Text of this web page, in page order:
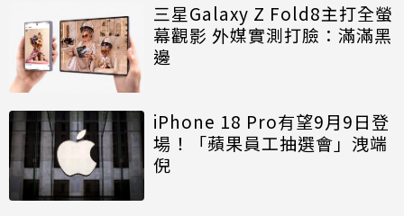
三星Galaxy Z Fold8主打全螢
幕觀影 外媒實測打臉：滿滿黑
邊
iPhone 18 Pro有望9月9日登
場！「蘋果員工抽選會」洩端
倪